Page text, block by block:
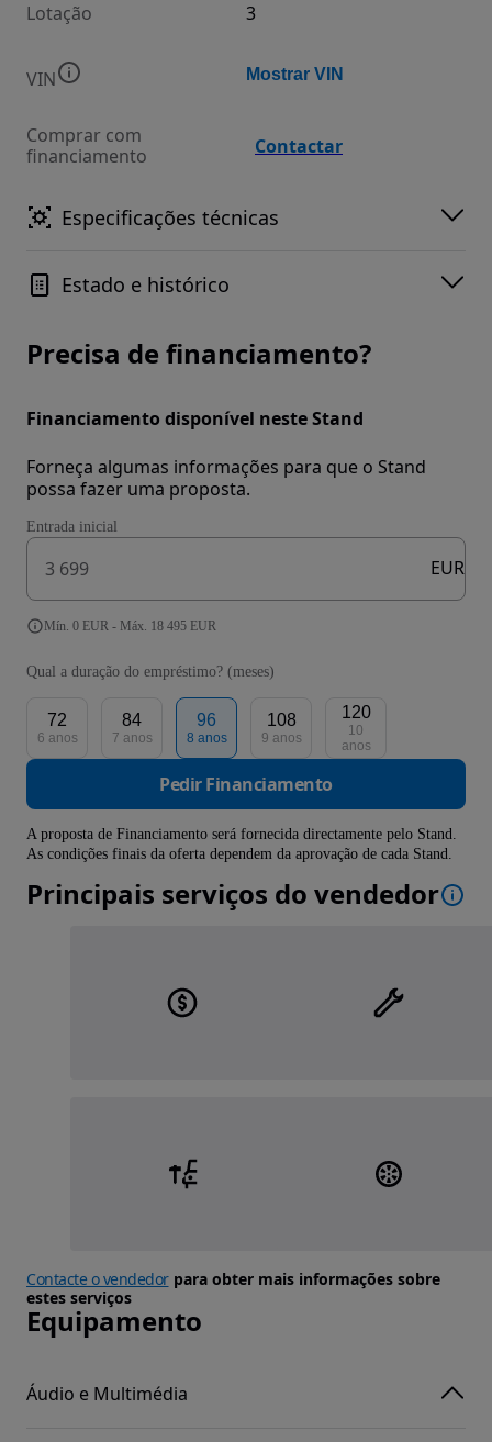
Lotação 3
VIN Mostrar VIN
Comprar com
financiamento
Contactar
Especificações técnicas
Estado e histórico
Precisa de financiamento?
Financiamento disponível neste Stand
Forneça algumas informações para que o Stand
possa fazer uma proposta.
Entrada inicial
EUR
Mín. 0 EUR - Máx. 18 495 EUR
Qual a duração do empréstimo? (meses)
72
6 anos
84
7 anos
96
8 anos
108
9 anos
120
10
anos
Pedir Financiamento
A proposta de Financiamento será fornecida directamente pelo Stand.
As condições finais da oferta dependem da aprovação de cada Stand.
Principais serviços do vendedor
Contacte o vendedorpara obter mais informações sobre
estes serviços
Equipamento
Áudio e Multimédia